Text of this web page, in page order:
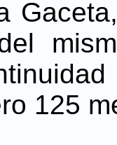
125